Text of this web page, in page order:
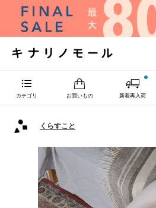
カテゴリ お買いもの 新着再入荷
くらすこと